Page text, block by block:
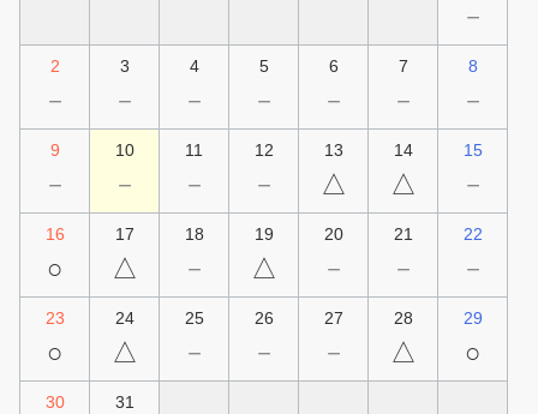
－
2
－
3
－
4
－
5
－
6
－
7
－
8
－
9
－
10
－
11
－
12
－
13
△
14
△
15
－
16
○
17
△
18
－
19
△
20
－
21
－
22
－
23
○
24
△
25
－
26
－
27
－
28
△
29
○
30 31